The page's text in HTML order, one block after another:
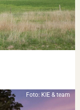
Foto: KIE & team